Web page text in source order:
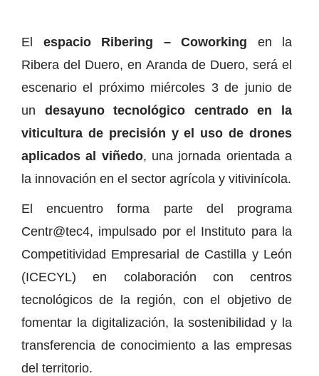
El espacio Ribering – Coworking en la
Ribera del Duero, en Aranda de Duero, será el
escenario el próximo miércoles 3 de junio de
un desayuno tecnológico centrado en la
viticultura de precisión y el uso de drones
aplicados al viñedo, una jornada orientada a
la innovación en el sector agrícola y vitivinícola.
El encuentro forma parte del programa
Centr@tec4, impulsado por el Instituto para la
Competitividad Empresarial de Castilla y León
(ICECYL) en colaboración con centros
tecnológicos de la región, con el objetivo de
fomentar la digitalización, la sostenibilidad y la
transferencia de conocimiento a las empresas
del territorio.